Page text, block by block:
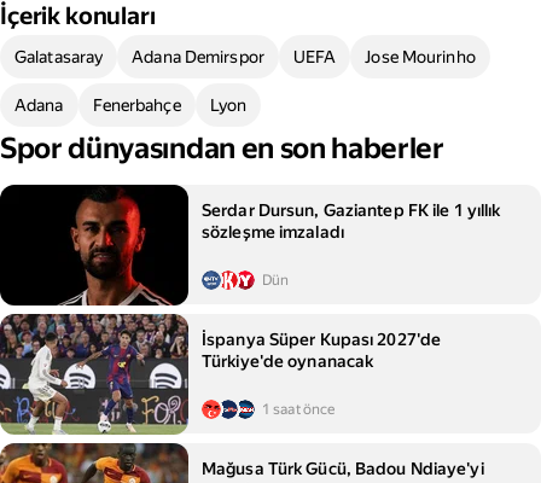
İçerik konuları
Galatasaray Adana Demirspor UEFA Jose Mourinho
Adana Fenerbahçe Lyon
Spor dünyasından en son haberler
Serdar Dursun, Gaziantep FK ile 1 yıllık
sözleşme imzaladı
Dün
İspanya Süper Kupası 2027'de
Türkiye'de oynanacak
1 saat önce
Mağusa Türk Gücü, Badou Ndiaye'yi